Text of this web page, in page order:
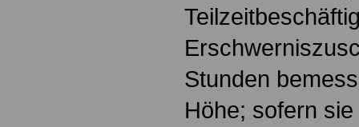
Stunden
Höhe; sofern